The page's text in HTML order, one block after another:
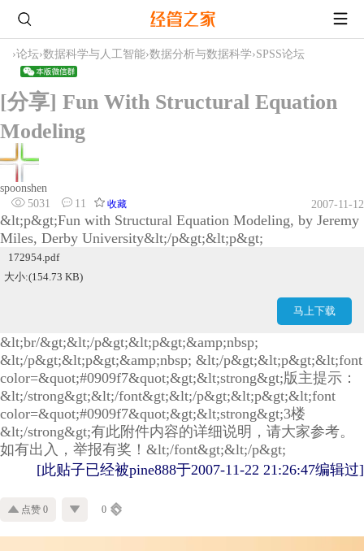
›论坛›数据科学与人工智能›数据分析与数据科学›SPSS论坛
[分享] Fun With Structural Equation
Modeling
spoonshen
5031
11 收藏 2007-11-12
&lt;p&gt;Fun with Structural Equation Modeling, by Jeremy
Miles, Derby University&lt;/p&gt;&lt;p&gt;
172954.pdf
大小:(154.73 KB)
马上下载
&lt;br/&gt;&lt;/p&gt;&lt;p&gt;&amp;nbsp;
&lt;/p&gt;&lt;p&gt;&amp;nbsp; &lt;/p&gt;&lt;p&gt;&lt;font
color=&quot;#0909f7&quot;&gt;&lt;strong&gt;版主提示：
&lt;/strong&gt;&lt;/font&gt;&lt;/p&gt;&lt;p&gt;&lt;font
color=&quot;#0909f7&quot;&gt;&lt;strong&gt;3楼
&lt;/strong&gt;有此附件内容的详细说明，请大家参考。
如有出入，举报有奖！&lt;/font&gt;&lt;/p&gt;
[此贴子已经被pine888于2007-11-22 21:26:47编辑过]
点赞 0 0